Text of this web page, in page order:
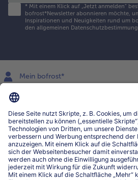
* Mit einem Klick auf „Jetzt anmelden"
bofrost*Newsletter abonnieren möchte,
Inspirationen und Neuigkeiten rund um
den allgemeinen
Mein bofrost*
www.bofrost.lu
027863232
Mo-Fr. von 7 bis 20 Uhr
Service